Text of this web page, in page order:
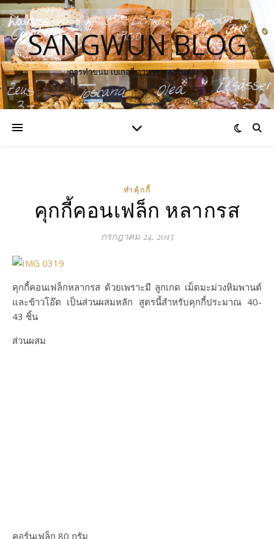
SANGWUN BLOG
การทำขนม เบเกอรี่ อาหาร ของกินต่าง ๆ
ทำคุ้กกี้
คุกกี้คอนเฟล็ก หลากรส
กรกฎาคม 24, 2015
คุกกี้คอนเฟล็กหลากรส ด้วยเพราะมี ลูกเกด เม็ดมะม่วงหิมพานต์
และข้าวโอ๊ต เป็นส่วนผสมหลัก สูตรนี้สำหรับคุกกี้ประมาณ 40-
43 ชิ้น
ส่วนผสม
คอร์นเฟล็ก 80 กรัม